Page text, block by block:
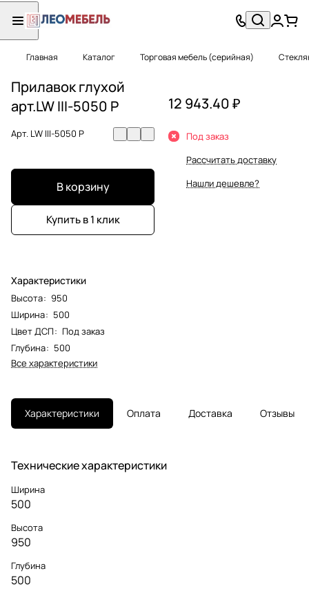
Главная Каталог Торговая мебель (серийная)
Прилавок глухой
арт.LW III-5050 P
Арт. LW III-5050 P
В корзину
Купить в 1 клик
Характеристики
Высота: 950
Ширина: 500
Цвет ДСП: Под заказ
Глубина: 500
Все характеристики
12 943.40 ₽
Под заказ
Рассчитать доставку
Нашли дешевле?
Характеристики Оплата Доставка Отзывы
Технические характеристики
Ширина
500
Высота
950
Глубина
500